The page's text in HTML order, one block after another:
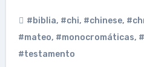
#biblia, #chi, #chinese,
#mateo, #monocromáticas,
#testamento